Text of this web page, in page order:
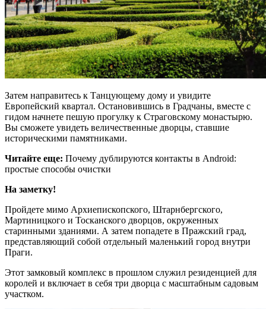
Затем направитесь к Танцующему дому и увидите
Европейский квартал. Остановившись в Градчаны, вместе с
гидом начнете пешую прогулку к Страговскому монастырю.
Вы сможете увидеть величественные дворцы, ставшие
историческими памятниками.
Читайте еще: Почему дублируются контакты в Android:
простые способы очистки
На заметку!
Пройдете мимо Архиепископского, Штарнбергского,
Мартиницкого и Тосканского дворцов, окруженных
старинными зданиями. А затем попадете в Пражский град,
представляющий собой отдельный маленький город внутри
Праги.
Этот замковый комплекс в прошлом служил резиденцией для
королей и включает в себя три дворца с масштабным садовым
участком.